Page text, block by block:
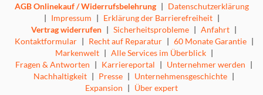
* Kompatibel mit Xbox One Controllern mit 3,5 mm-Anschluss für
Headsets. Für andere Controller wird der Headset Audio-Controller
benötigt (separat erhältlich).
** PCs mit rosa und grüner Klinkenbuchse erfordern ein PC-Splitter-
Kabel (separat erhältlich).
AGB Onlinekauf / Widerrufsbelehrung | Datenschutzerklärung
| Impressum | Erklärung der Barrierefreiheit |
Vertrag widerrufen | Sicherheitsprobleme | Anfahrt |
Kontaktformular | Recht auf Reparatur | 60 Monate Garantie |
Markenwelt | Alle Services im Überblick |
Fragen & Antworten | Karriereportal | Unternehmer werden |
Nachhaltigkeit | Presse | Unternehmensgeschichte |
Expansion | Über expert